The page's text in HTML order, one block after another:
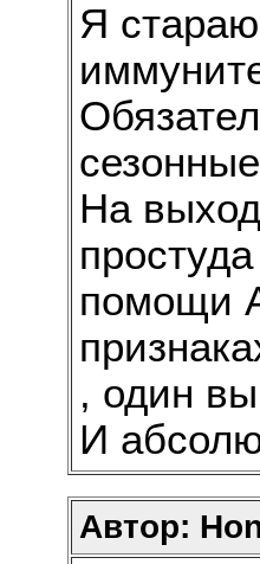
Я
На
помощи
, один
И
Автор: